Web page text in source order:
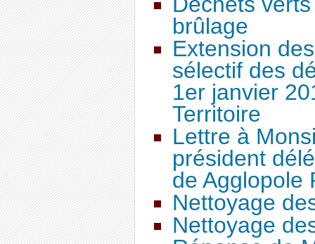
brûlage
Extension
sélectif des
1er janvier
Territoire
Lettre à
président
de Agglopole
Nettoyage
Nettoyage